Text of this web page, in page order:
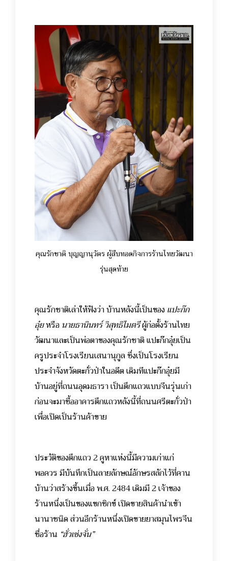
คุณรักชาติ บุญญานุวัตร ผู้สืบทอดกิจการร้านไทยวัฒนา
รุ่นสุดท้าย
คุณรักชาติเล่าให้ฟังว่า บ้านหลังนี้เป็นของแปะก๊ก
อุ๋ยหรือ นายธานินทร์ วิสุทธิไมตรีผู้ก่อตั้งร้านไทย
วัฒนาและเป็นพ่อตาของคุณรักชาติ แปะก๊กอุ๋ยเป็น
ครูประจำโรงเรียนเสนานุกูล ซึ่งเป็นโรงเรียน
ประจำจังหวัดตะกั่วป่าในอดีต เดิมทีแปะก๊กอุ๋ยมี
บ้านอยู่ที่ถนนอุดมธารา เป็นตึกแถวแบบจีนรุ่นเก่า
ก่อนจะมาซื้ออาคารตึกแถวหลังนี้ที่ถนนศรีตะกั่วป่า
เพื่อเปิดเป็นร้านค้าขาย
ประวัติของตึกแถว 2 คูหาแห่งนี้มีความเก่าแก่
พอควร มีบันทึกเป็นลายลักษณ์อักษรสลักไว้ที่คาน
บ้านว่าสร้างขึ้นเมื่อ พ.ศ. 2484 เดิมมี 2 เจ้าของ
ร้านหนึ่งเป็นของแขกซิกข์ เปิดขายสินค้านำเข้า
นานาชนิด ส่วนอีกร้านหนึ่งเปิดขายยาสมุนไพรจีน
ชื่อร้าน “ฮั่วเซ่งจั่น”